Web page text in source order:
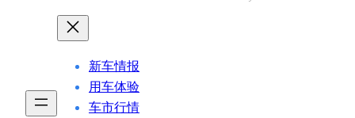
新车情报
用车体验
车市行情